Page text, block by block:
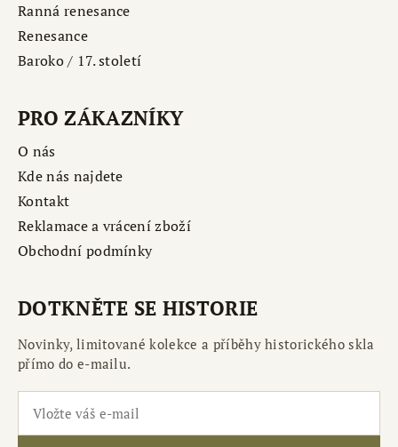
Ranná renesance
Renesance
Baroko / 17. století
PRO ZÁKAZNÍKY
O nás
Kde nás najdete
Kontakt
Reklamace a vrácení zboží
Obchodní podmínky
DOTKNĚTE SE HISTORIE
Novinky, limitované kolekce a příběhy historického skla
přímo do e-mailu.